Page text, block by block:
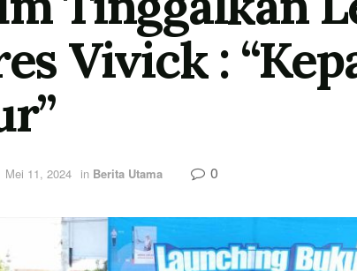
Vivick :
Mei 11, 2024 in Berita Utama 0